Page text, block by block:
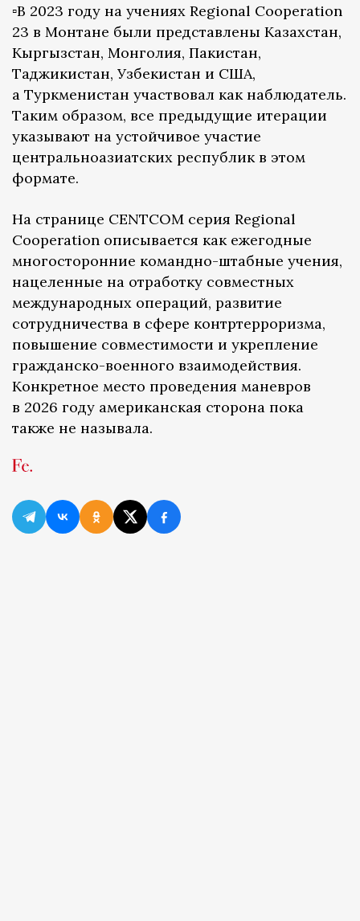
▫️В 2023 году на учениях Regional Cooperation
23 в Монтане были представлены Казахстан,
Кыргызстан, Монголия, Пакистан,
Таджикистан, Узбекистан и США,
а Туркменистан участвовал как наблюдатель.
Таким образом, все предыдущие итерации
указывают на устойчивое участие
центральноазиатских республик в этом
формате.
На странице CENTCOM серия Regional
Cooperation описывается как ежегодные
многосторонние командно-штабные учения,
нацеленные на отработку совместных
международных операций, развитие
сотрудничества в сфере контртерроризма,
повышение совместимости и укрепление
гражданско-военного взаимодействия.
Конкретное место проведения маневров
в 2026 году американская сторона пока
также не называла.